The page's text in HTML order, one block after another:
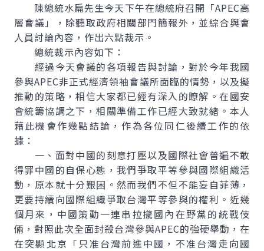
陳總統水扁先生今天下午在總統府召開「APEC高
層會議」，除聽取政府相關部門簡報外，並綜合與會
人員討論內容，作出六點裁示。
總統裁示內容如下：
經過今天會議的各項報告與討論，對於今年我國
參與APEC非正式經濟領袖會議所面臨的情勢，以及擬
推動的策略，相信大家都已經有深入的瞭解。在國安
會統籌協調之下，相關準備工作已經大致就緒。本人
藉此機會作幾點結論，作為各位同仁後續工作的依
據：
一、面對中國的刻意打壓以及國際社會普遍不敢
得罪中國的自保心態，我們爭取平等參與國際組織活
動，原本就十分艱困。然而我們不但不能妄自菲薄，
更要持續向國際組織爭取台灣平等參與的權利。近幾
個月來，中國策動一連串拉攏國內在野黨的統戰伎
倆，對照此次全面封殺台灣參與APEC的強硬舉動，在
在突顯北京「只准台灣前進中國，不准台灣走向國